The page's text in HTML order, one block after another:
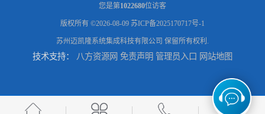
您是第1022680位访客
版权所有 ©2026-08-09 苏ICP备2025170717号-1
苏州迈凯隆系统集成科技有限公司 保留所有权利.
技术支持： 八方资源网 免责声明 管理员入口 网站地图